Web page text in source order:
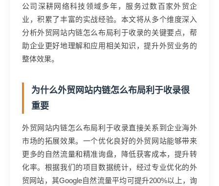
公司深耕网络科技领域多年，服务过数百家外贸企
业，积累了丰富的实战经验。本文将从多个维度深入
分析外贸网站内链怎么布局利于收录的关键要点，帮
助企业更好地理解和应用相关知识，提升外贸业务的
整体效果。
为什么外贸网站内链怎么布局利于收录很
重要
外贸网站内链怎么布局利于收录直接关系到企业海外
市场的拓展效果。一个优化良好的外贸网站能够带来
更多的自然流量和精准询盘，降低获客成本，提升转
化率。根据我们的项目数据统计，经过专业优化的外
贸网站，其Google自然流量平均可提升200%以上，询